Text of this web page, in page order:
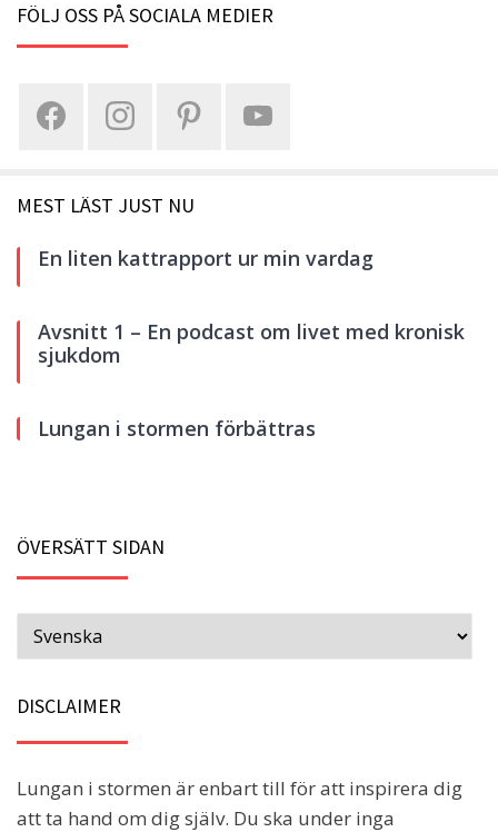
FÖLJ OSS PÅ SOCIALA MEDIER
MEST LÄST JUST NU
En liten kattrapport ur min vardag
Avsnitt 1 – En podcast om livet med kronisk
sjukdom
Lungan i stormen förbättras
ÖVERSÄTT SIDAN
DISCLAIMER
Lungan i stormen är enbart till för att inspirera dig
att ta hand om dig själv. Du ska under inga